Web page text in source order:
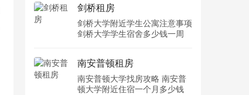
剑桥租房
剑桥大学附近学生公寓注意事项
剑桥大学学生宿舍多少钱一周
南安普顿租房
南安普顿大学找房攻略 南安普
顿大学附近住宿一个月多少钱